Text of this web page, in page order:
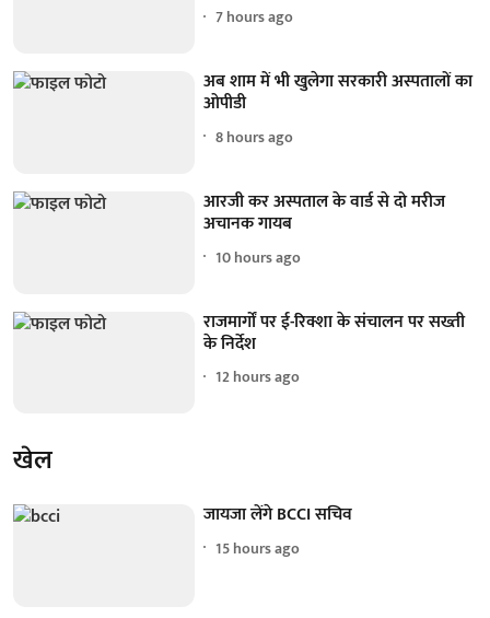
7 hours ago
अब शाम में भी खुलेगा सरकारी अस्पतालों का
ओपीडी
8 hours ago
आरजी कर अस्पताल के वार्ड से दो मरीज
अचानक गायब
10 hours ago
राजमार्गों पर ई-रिक्शा के संचालन पर सख्ती
के निर्देश
12 hours ago
खेल
जायजा लेंगे BCCI सचिव
15 hours ago